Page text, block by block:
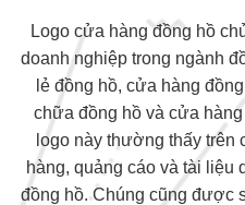
Logo cửa hàng đồng hồ
doanh nghiệp trong ngành
lẻ đồng hồ, cửa hàng
chữa đồng hồ và cửa
logo này thường thấy trên
hàng, quảng cáo và tài liệu
đồng hồ. Chúng cũng được